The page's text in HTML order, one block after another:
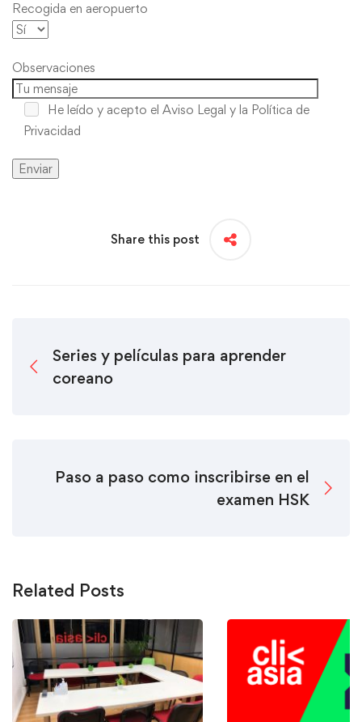
Recogida en aeropuerto
Observaciones
He leído y acepto el Aviso Legal y la Política de
Privacidad
Share this post
Series y películas para aprender
coreano
Paso a paso como inscribirse en el
examen HSK
Related Posts